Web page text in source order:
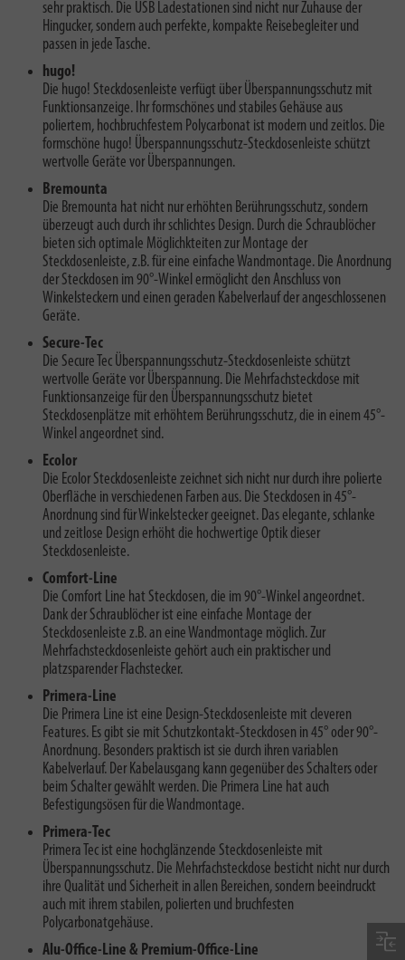
sehr praktisch. Die USB Ladestationen sind nicht nur Zuhause der
Hingucker, sondern auch perfekte, kompakte Reisebegleiter und
passen in jede Tasche.
hugo!
Die hugo! Steckdosenleiste verfügt über Überspannungsschutz mit
Funktionsanzeige. Ihr formschönes und stabiles Gehäuse aus
poliertem, hochbruchfestem Polycarbonat ist modern und zeitlos. Die
formschöne hugo! Überspannungsschutz-Steckdosenleiste schützt
wertvolle Geräte vor Überspannungen.
Bremounta
Die Bremounta hat nicht nur erhöhten Berührungsschutz, sondern
überzeugt auch durch ihr schlichtes Design. Durch die Schraublöcher
bieten sich optimale Möglichkteiten zur Montage der
Steckdosenleiste, z.B. für eine einfache Wandmontage. Die Anordnung
der Steckdosen im 90°-Winkel ermöglicht den Anschluss von
Winkelsteckern und einen geraden Kabelverlauf der angeschlossenen
Geräte.
Secure-Tec
Die Secure Tec Überspannungsschutz-Steckdosenleiste schützt
wertvolle Geräte vor Überspannung. Die Mehrfachsteckdose mit
Funktionsanzeige für den Überspannungsschutz bietet
Steckdosenplätze mit erhöhtem Berührungsschutz, die in einem 45°-
Winkel angeordnet sind.
Ecolor
Die Ecolor Steckdosenleiste zeichnet sich nicht nur durch ihre polierte
Oberfläche in verschiedenen Farben aus. Die Steckdosen in 45°-
Anordnung sind für Winkelstecker geeignet. Das elegante, schlanke
und zeitlose Design erhöht die hochwertige Optik dieser
Steckdosenleiste.
Comfort-Line
Die Comfort Line hat Steckdosen, die im 90°-Winkel angeordnet.
Dank der Schraublöcher ist eine einfache Montage der
Steckdosenleiste z.B. an eine Wandmontage möglich. Zur
Mehrfachsteckdosenleiste gehört auch ein praktischer und
platzsparender Flachstecker.
Primera-Line
Die Primera Line ist eine Design-Steckdosenleiste mit cleveren
Features. Es gibt sie mit Schutzkontakt-Steckdosen in 45° oder 90°-
Anordnung. Besonders praktisch ist sie durch ihren variablen
Kabelverlauf. Der Kabelausgang kann gegenüber des Schalters oder
beim Schalter gewählt werden. Die Primera Line hat auch
Befestigungsösen für die Wandmontage.
Primera-Tec
Primera Tec ist eine hochglänzende Steckdosenleiste mit
Überspannungsschutz. Die Mehrfachsteckdose besticht nicht nur durch
ihre Qualität und Sicherheit in allen Bereichen, sondern beeindruckt
auch mit ihrem stabilen, polierten und bruchfesten
Polycarbonatgehäuse.
Alu-Office-Line & Premium-Office-Line